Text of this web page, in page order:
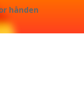
hånden